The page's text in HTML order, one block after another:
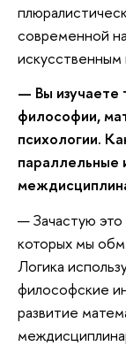
современной
искусственным
— Вы изучаете
философии,
психологии.
параллельные
— Зачастую это
которых мы
Логика
философские
развитие